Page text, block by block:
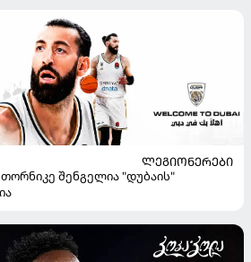
ᲚᲔᲒᲘᲝᲜᲔᲠᲔᲑᲘ
შენგელია "დუბაის"